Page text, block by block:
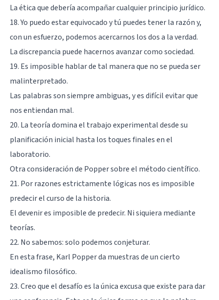
La ética que debería acompañar cualquier principio jurídico.
18. Yo puedo estar equivocado y tú puedes tener la razón y,
con un esfuerzo, podemos acercarnos los dos a la verdad.
La discrepancia puede hacernos avanzar como sociedad.
19. Es imposible hablar de tal manera que no se pueda ser
malinterpretado.
Las palabras son siempre ambiguas, y es difícil evitar que
nos entiendan mal.
20. La teoría domina el trabajo experimental desde su
planificación inicial hasta los toques finales en el
laboratorio.
Otra consideración de Popper sobre el método científico.
21. Por razones estrictamente lógicas nos es imposible
predecir el curso de la historia.
El devenir es imposible de predecir. Ni siquiera mediante
teorías.
22. No sabemos: solo podemos conjeturar.
En esta frase, Karl Popper da muestras de un cierto
idealismo filosófico.
23. Creo que el desafío es la única excusa que existe para dar